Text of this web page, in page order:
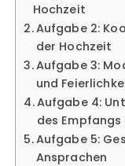
Hochzeit
Aufgabe 2:
der Hochzeit
Aufgabe 3:
und
Aufgabe 4:
des Empfangs
Aufgabe 5:
Ansprachen